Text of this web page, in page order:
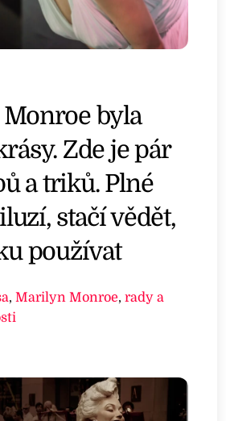
byla
Zde je pár
a triků. Plné
stačí vědět,
používat
,Marilyn Monroe,rady a